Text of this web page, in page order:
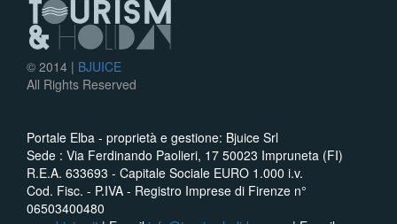
© 2014 | BJUICE
All Rights Reserved
Portale Elba - proprietà e gestione: Bjuice Srl
Sede : Via Ferdinando Paolieri, 17 50023 Impruneta (FI)
R.E.A. 633693 - Capitale Sociale EURO 1.000 i.v.
Cod. Fisc. - P.IVA - Registro Imprese di Firenze n°
06503400480